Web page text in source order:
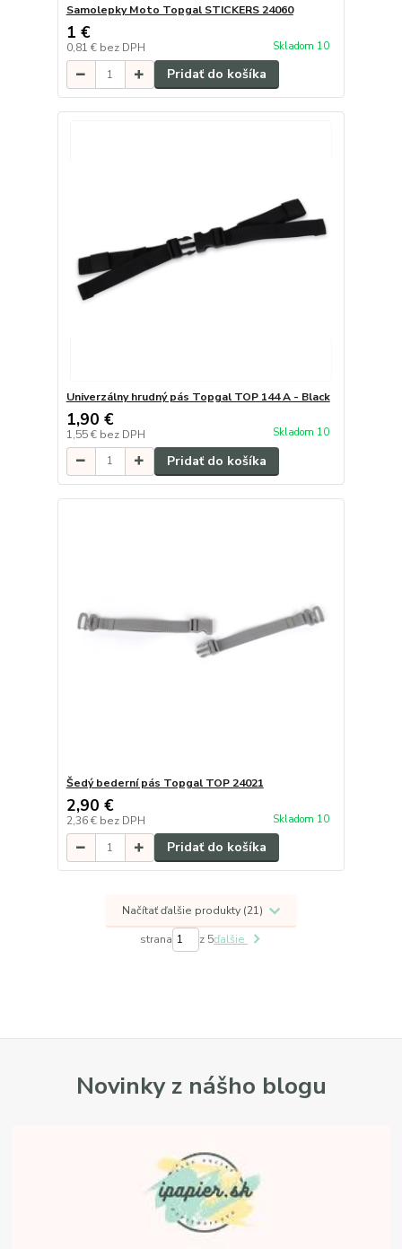
Samolepky Moto Topgal STICKERS 24060
1 €
0,81 € bez DPH Skladom 10
Pridať do košíka
Univerzálny hrudný pás Topgal TOP 144 A - Black
1,90 €
1,55 € bez DPH Skladom 10
Pridať do košíka
Šedý bederní pás Topgal TOP 24021
2,90 €
2,36 € bez DPH Skladom 10
Pridať do košíka
Načítať ďalšie produkty (21)
strana z 5ďalšie
Novinky z nášho blogu